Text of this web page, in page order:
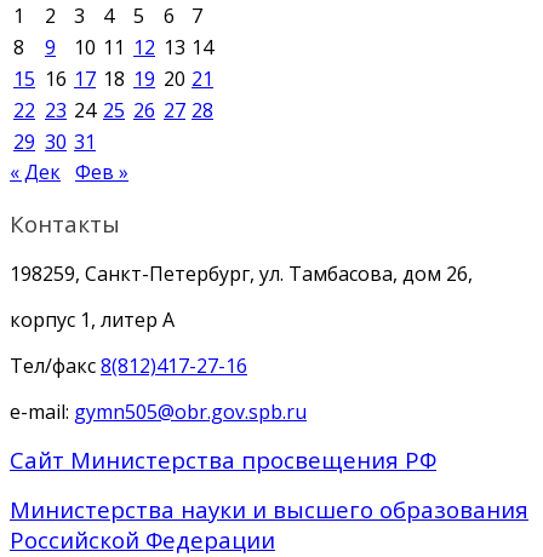
1
2 3 4 5 6
7
8
9 10 11 12 13 14
15 16 17 18 19 20 21
22 23 24 25 26 27 28
29 30 31
« Дек Фев »
Контакты
198259, Санкт-Петербург, ул. Тамбасова, дом 26,
корпус 1, литер А
Тел/факс8(812)417-27-16
e-mail: gymn505@obr.gov.spb.ru
Сайт Министерства просвещения РФ
Министерства науки и высшего образования
Российской Федерации